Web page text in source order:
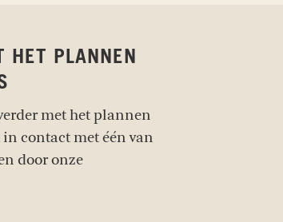
HET PLANNEN
met het plannen
contact met één van
door onze